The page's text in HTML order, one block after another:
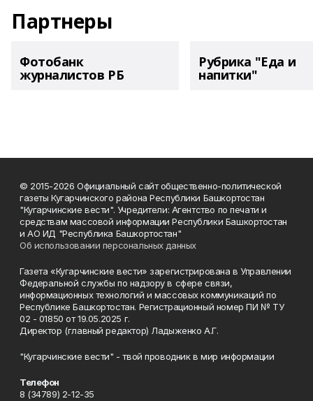
Партнеры
Фотобанк
журналистов РБ
Рубрика "Еда и
напитки"
© 2015-2026 Официальный сайт общественно-политической
газеты Кугарчинского района Республики Башкортостан
"Кугарчинские вести". Учредители: Агентство по печати и
средствам массовой информации Республики Башкортостан
и АО ИД "Республика Башкортостан"
Об использовании персональных данных
Газета «Кугарчинские вести» зарегистрирована в Управлении
Федеральной службы по надзору в сфере связи,
информационных технологий и массовых коммуникаций по
Республике Башкортостан. Регистрационный номер ПИ № ТУ
02 - 01850 от 19.05.2025 г.
Директор (главный редактор) Ладыженко А.Г.
"Кугарчинские вести" - твой проводник в мир информации
Телефон
8 (34789) 2-12-35